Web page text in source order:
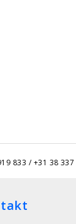
833 / +31 38